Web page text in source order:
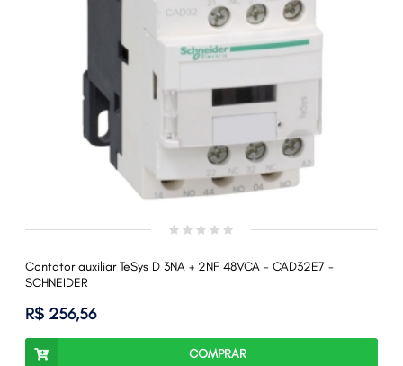
Contator auxiliar TeSys D 3NA + 2NF 48VCA - CAD32E7 -
SCHNEIDER
R$ 256,56
COMPRAR